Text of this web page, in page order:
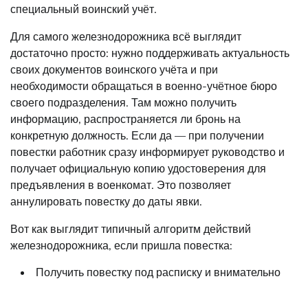
специальный воинский учёт.
Для самого железнодорожника всё выглядит
достаточно просто: нужно поддерживать актуальность
своих документов воинского учёта и при
необходимости обращаться в военно-учётное бюро
своего подразделения. Там можно получить
информацию, распространяется ли бронь на
конкретную должность. Если да — при получении
повестки работник сразу информирует руководство и
получает официальную копию удостоверения для
предъявления в военкомат. Это позволяет
аннулировать повестку до даты явки.
Вот как выглядит типичный алгоритм действий
железнодорожника, если пришла повестка:
Получить повестку под расписку и внимательно